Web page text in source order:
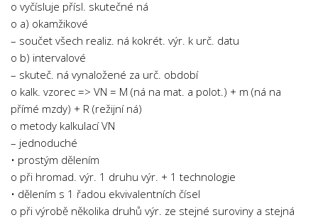
o vyčísluje přísl. skutečné ná
o a) okamžikové
– součet všech realiz. ná kokrét. výr. k urč. datu
o b) intervalové
– skuteč. ná vynaložené za urč. období
o kalk. vzorec => VN = M (ná na mat. a polot.) + m (ná na
přímé mzdy) + R (režijní ná)
o metody kalkulací VN
– jednoduché
• prostým dělením
o při hromad. výr. 1 druhu výr. + 1 technologie
• dělením s 1 řadou ekvivalentních čísel
o při výrobě několika druhů výr. ze stejné suroviny a stejná